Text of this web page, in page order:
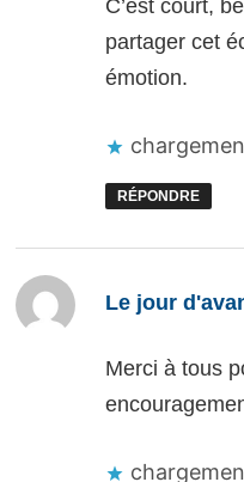
C’est court,
partager cet
émotion.
RÉPONDRE
Le jour
Merci à tous